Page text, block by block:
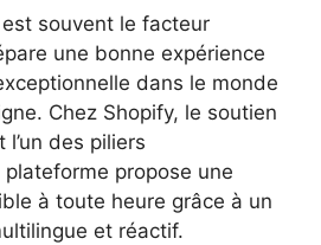
est souvent le facteur
une bonne expérience
dans le monde
Chez Shopify, le soutien
des piliers
propose une
à toute heure grâce à un
et réactif.